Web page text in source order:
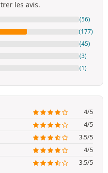
les avis.
(56)
(177)
(45)
(3)
(1)
4/5
4/5
3.5/5
4/5
3.5/5